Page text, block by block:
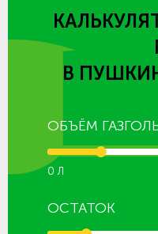
В
ОБЪЁМ
0 Л
ОСТАТОК